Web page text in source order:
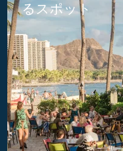
るスポット